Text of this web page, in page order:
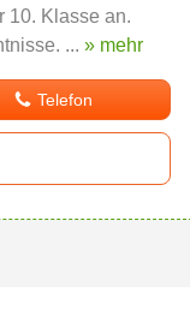
10. Klasse an.
... » mehr
Telefon